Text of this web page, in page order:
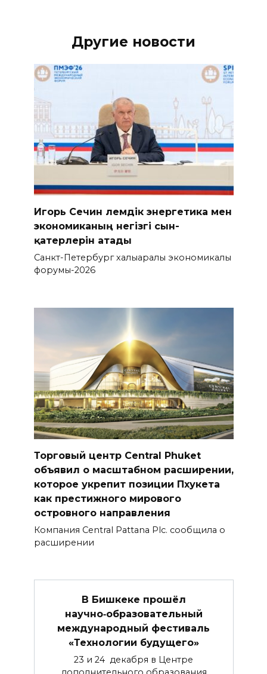
Другие новости
Игорь Сечин әлемдік энергетика мен
экономиканың негізгі сын-
қатерлерін атады
Санкт-Петербург халықаралық экономикалық
форумы-2026
Торговый центр Central Phuket
объявил о масштабном расширении,
которое укрепит позиции Пхукета
как престижного мирового
островного направления
Компания Central Pattana Plc. сообщила о
расширении
В Бишкеке прошёл
научно‑образовательный
международный фестиваль
«Технологии будущего»
23 и 24 декабря в Центре